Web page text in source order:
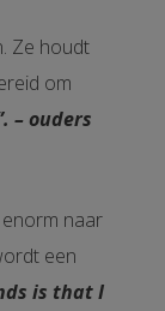
Ze houdt
om
– ouders
naar
een
is that I